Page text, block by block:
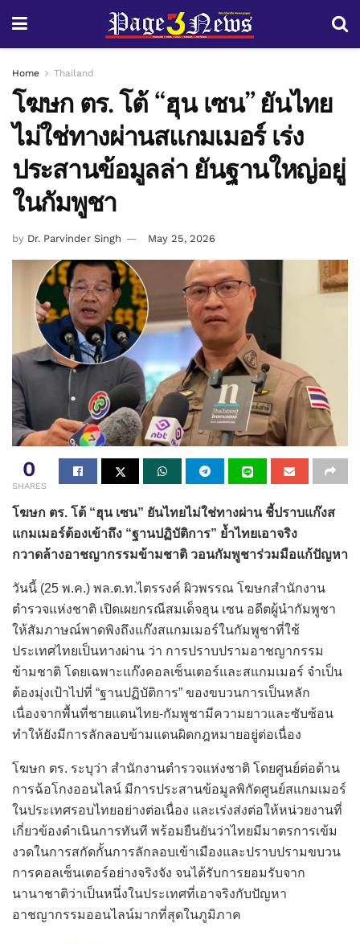
Home Thailand
โฆษก ตร. โต้ “ฮุน เซน” ยันไทย
ไม่ใช่ทางผ่านสแกมเมอร์ เร่ง
ประสานข้อมูลล่า ยันฐานใหญ่อยู่
ในกัมพูชา
by Dr. Parvinder Singh May 25, 2026
0
SHARES
โฆษก ตร. โต้ “ฮุน เซน” ยันไทยไม่ใช่ทางผ่าน ชี้ปราบแก๊งส
แกมเมอร์ต้องเข้าถึง “ฐานปฏิบัติการ” ย้ำไทยเอาจริง
กวาดล้างอาชญากรรมข้ามชาติ วอนกัมพูชาร่วมมือแก้ปัญหา
วันนี้ (25 พ.ค.) พล.ต.ท.ไตรรงค์ ผิวพรรณ โฆษกสำนักงาน
ตำรวจแห่งชาติ เปิดเผยกรณีสมเด็จฮุน เซน อดีตผู้นำกัมพูชา
ให้สัมภาษณ์พาดพิงถึงแก๊งสแกมเมอร์ในกัมพูชาที่ใช้
ประเทศไทยเป็นทางผ่าน ว่า การปราบปรามอาชญากรรม
ข้ามชาติ โดยเฉพาะแก๊งคอลเซ็นเตอร์และสแกมเมอร์ จำเป็น
ต้องมุ่งเป้าไปที่ “ฐานปฏิบัติการ” ของขบวนการเป็นหลัก
เนื่องจากพื้นที่ชายแดนไทย-กัมพูชามีความยาวและซับซ้อน
ทำให้ยังมีการลักลอบข้ามแดนผิดกฎหมายอยู่ต่อเนื่อง
โฆษก ตร. ระบุว่า สำนักงานตำรวจแห่งชาติ โดยศูนย์ต่อต้าน
การฉ้อโกงออนไลน์ มีการประสานข้อมูลพิกัดศูนย์สแกมเมอร์
ในประเทศรอบไทยอย่างต่อเนื่อง และเร่งส่งต่อให้หน่วยงานที่
เกี่ยวข้องดำเนินการทันที พร้อมยืนยันว่าไทยมีมาตรการเข้ม
งวดในการสกัดกั้นการลักลอบเข้าเมืองและปราบปรามขบวน
การคอลเซ็นเตอร์อย่างจริงจัง จนได้รับการยอมรับจาก
นานาชาติว่าเป็นหนึ่งในประเทศที่เอาจริงกับปัญหา
อาชญากรรมออนไลน์มากที่สุดในภูมิภาค